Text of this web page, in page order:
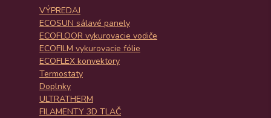
VÝPREDAJ
ECOSUN sálavé panely
ECOFLOOR vykurovacie vodiče
ECOFILM vykurovacie fólie
ECOFLEX konvektory
Termostaty
Doplnky
ULTRATHERM
FILAMENTY 3D TLAČ